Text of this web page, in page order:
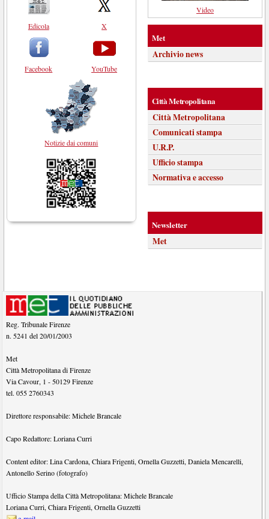
Edicola
Facebook
X
YouTube
Notizie dai comuni
Video
Met
Archivio news
Città Metropolitana
Città Metropolitana
Comunicati stampa
U.R.P.
Ufficio stampa
Normativa e accesso
Newsletter
Met
Reg. Tribunale Firenze
n. 5241 del 20/01/2003
Met
Città Metropolitana di Firenze
Via Cavour, 1 - 50129 Firenze
tel.055 2760343
Direttore responsabile:Michele Brancale
Capo Redattore:Loriana Curri
Content editor:Lina Cardona,Chiara Frigenti,Ornella Guzzetti,Daniela Mencarelli,
Antonello Serino (fotografo)
Ufficio Stampa della Città Metropolitana:Michele Brancale
Loriana Curri,Chiara Frigenti,Ornella Guzzetti